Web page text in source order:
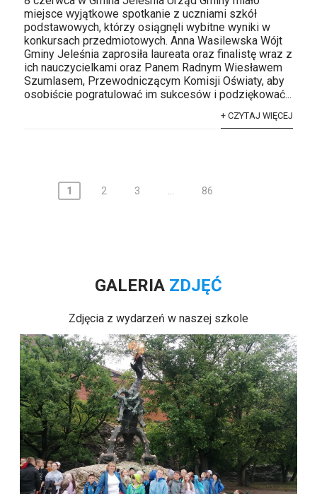
miejsce wyjątkowe spotkanie z uczniami szkół
podstawowych, którzy osiągnęli wybitne wyniki w
konkursach przedmiotowych. Anna Wasilewska Wójt
Gminy Jeleśnia zaprosiła laureata oraz finalistę wraz z
ich nauczycielkami oraz Panem Radnym Wiesławem
Szumlasem, Przewodniczącym Komisji Oświaty, aby
osobiście pogratulować im sukcesów i podziękować...
+ CZYTAJ WIĘCEJ
Stronicowanie
1 2 3 86
GALERIA ZDJĘĆ
Zdjęcia z wydarzeń w naszej szkole